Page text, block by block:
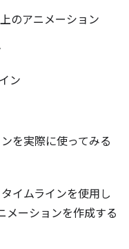
のアニメーション
ン
を実際に使ってみる
イムラインを使用し
メーションを作成する